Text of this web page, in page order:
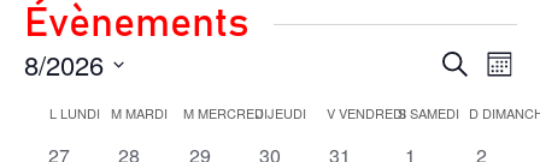
;
Évènements
et
Recherche
Mois
8/2026
Sélectionnez
une
Calendrier
L LUNDI MMARDI MMERCREDI
JJEUDI VVENDREDISSAMEDI D
0
27
0
28
0
29
0
30
0
31
0
1
0
2